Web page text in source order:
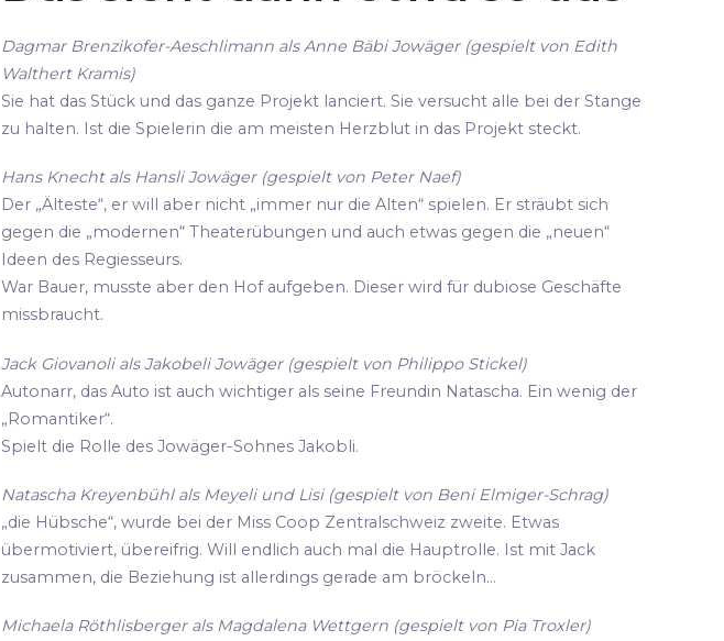
Dagmar Brenzikofer-Aeschlimann als Anne Bäbi Jowäger (gespielt von Edith
Walthert Kramis)
Sie hat das Stück und das ganze Projekt lanciert. Sie versucht alle bei der Stange
zu halten. Ist die Spielerin die am meisten Herzblut in das Projekt steckt.
Hans Knecht als Hansli Jowäger (gespielt von Peter Naef)
Der „Älteste“, er will aber nicht „immer nur die Alten“ spielen. Er sträubt sich
gegen die „modernen“ Theaterübungen und auch etwas gegen die „neuen“
Ideen des Regiesseurs.
War Bauer, musste aber den Hof aufgeben. Dieser wird für dubiose Geschäfte
missbraucht.
Jack Giovanoli als Jakobeli Jowäger (gespielt von Philippo Stickel)
Autonarr, das Auto ist auch wichtiger als seine Freundin Natascha. Ein wenig der
„Romantiker“.
Spielt die Rolle des Jowäger-Sohnes Jakobli.
Natascha Kreyenbühl als Meyeli und Lisi (gespielt von Beni Elmiger-Schrag)
„die Hübsche“, wurde bei der Miss Coop Zentralschweiz zweite. Etwas
übermotiviert, übereifrig. Will endlich auch mal die Hauptrolle. Ist mit Jack
zusammen, die Beziehung ist allerdings gerade am bröckeln...
Michaela Röthlisberger als Magdalena Wettgern (gespielt von Pia Troxler)